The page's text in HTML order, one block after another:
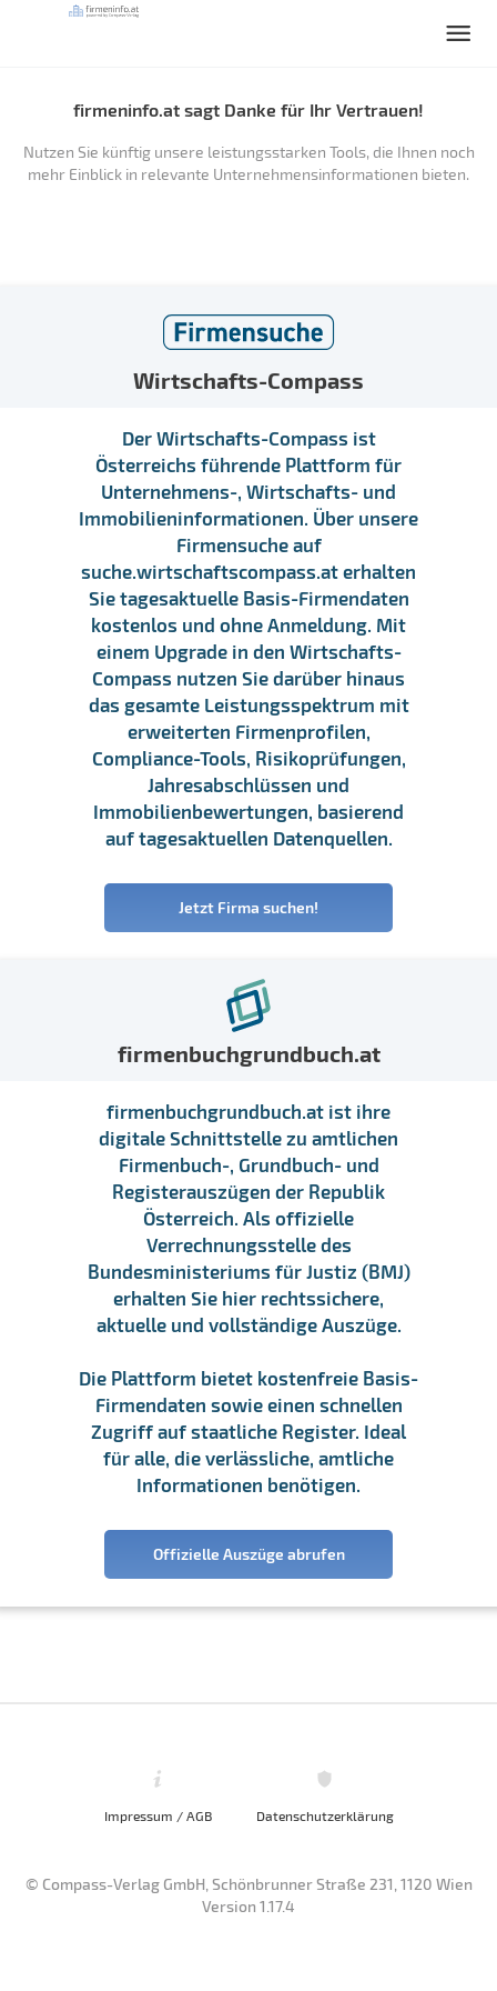
firmeninfo.at sagt Danke für Ihr Vertrauen!
Nutzen Sie künftig unsere leistungsstarken Tools, die Ihnen noch
mehr Einblick in relevante Unternehmensinformationen bieten.
Wirtschafts-Compass
Der Wirtschafts-Compass ist
Österreichs führende Plattform für
Unternehmens-, Wirtschafts- und
Immobilieninformationen. Über unsere
Firmensuche auf
suche.wirtschaftscompass.at erhalten
Sie tagesaktuelle Basis-Firmendaten
kostenlos und ohne Anmeldung. Mit
einem Upgrade in den Wirtschafts-
Compass nutzen Sie darüber hinaus
das gesamte Leistungsspektrum mit
erweiterten Firmenprofilen,
Compliance-Tools, Risikoprüfungen,
Jahresabschlüssen und
Immobilienbewertungen, basierend
auf tagesaktuellen Datenquellen.
Jetzt Firma suchen!
firmenbuchgrundbuch.at
firmenbuchgrundbuch.at ist ihre
digitale Schnittstelle zu amtlichen
Firmenbuch-, Grundbuch- und
Registerauszügen der Republik
Österreich. Als offizielle
Verrechnungsstelle des
Bundesministeriums für Justiz (BMJ)
erhalten Sie hier rechtssichere,
aktuelle und vollständige Auszüge.
Die Plattform bietet kostenfreie Basis-
Firmendaten sowie einen schnellen
Zugriff auf staatliche Register. Ideal
für alle, die verlässliche, amtliche
Informationen benötigen.
Offizielle Auszüge abrufen
Impressum / AGB Datenschutzerklärung
© Compass-Verlag GmbH, Schönbrunner Straße 231, 1120 Wien
Version 1.17.4